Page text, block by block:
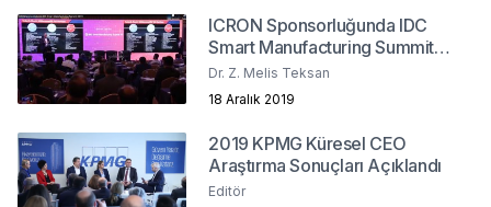
ICRON Sponsorluğunda IDC
Smart Manufacturing Summit
2019
Dr. Z. Melis Teksan
18 Aralık 2019
2019 KPMG Küresel CEO
Araştırma Sonuçları Açıklandı
Editör